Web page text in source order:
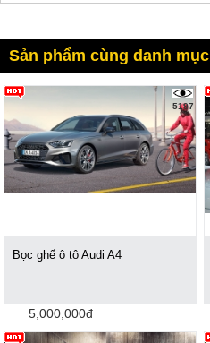
Sản phẩm cùng danh mục
5197
Bọc ghế ô tô Audi A4
5,000,000đ